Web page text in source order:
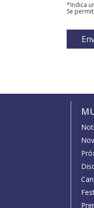
*Indica
Se